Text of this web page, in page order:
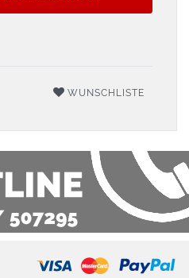
WUNSCHLISTE